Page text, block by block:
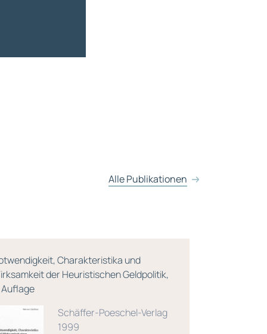
Alle Publikationen
Charakteristika und
der Heuristischen Geldpolitik,
Schäffer-Poeschel-Verlag
1999